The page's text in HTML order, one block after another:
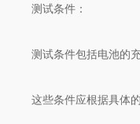
测试条件：
测试条件包括电池的充
这些条件应根据具体的